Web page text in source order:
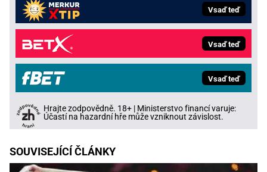
Vsaď teď
Vsaď teď
Vsaď teď
Hrajte zodpovědně. 18+ | Ministerstvo financí varuje:
Účastí na hazardní hře může vzniknout závislost.
SOUVISEJÍCÍ ČLÁNKY